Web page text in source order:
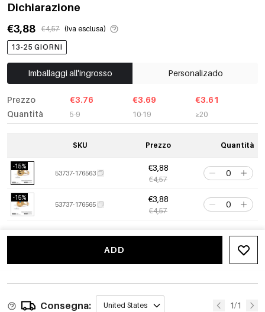
Dichiarazione
€3,88
€4,57 (Iva esclusa)
13-25 GIORNI
Imballaggi all'ingrosso Personalizado
Prezzo
Quantità
€3.76
5-9
€3.69
10-19
€3.61
≥20
SKU Prezzo Quantità
-15%
53737-176563
€3,88
€4,57
-15%
53737-176565
€3,88
€4,57
ADD
Consegna: United States 1/1